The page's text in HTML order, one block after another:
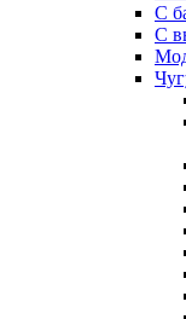
С
С